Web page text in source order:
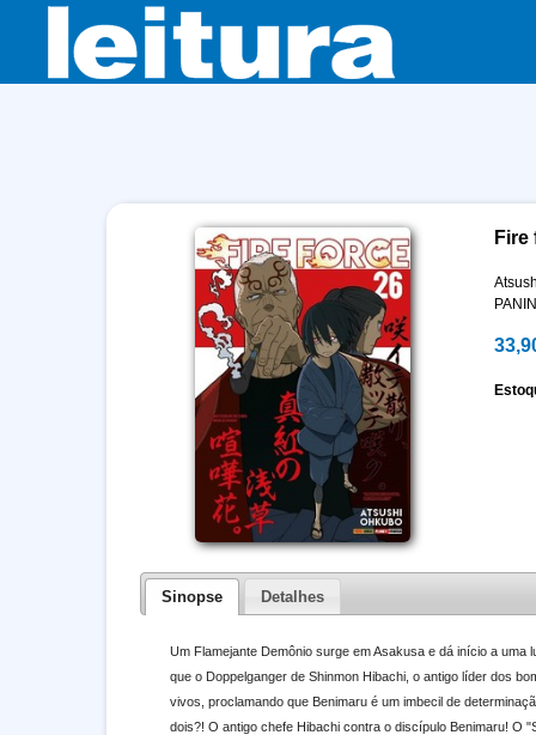
Fire
Sinopse Detalhes
Um Flamejante Demônio surge em Asakusa e dá início a
que o Doppelganger de Shinmon Hibachi, o antigo líder dos
vivos, proclamando que Benimaru é um imbecil de
dois?! O antigo chefe Hibachi contra o discípulo Benimaru! O